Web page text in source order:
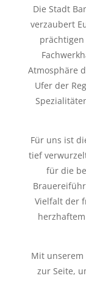
Die Stadt
verzaubert
Atmosphäre
Ufer der
Für uns ist
tief
für die
Vielfalt der
Mit unserem
zur Seite,